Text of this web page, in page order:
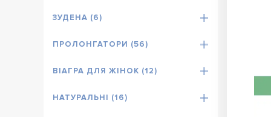
ЗУДЕНА (6)
ПРОЛОНГАТОРИ (56)
ВІАГРА ДЛЯ ЖІНОК (12)
НАТУРАЛЬНІ (16)